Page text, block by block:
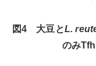
図4 ⼤⾖とL.
のみ